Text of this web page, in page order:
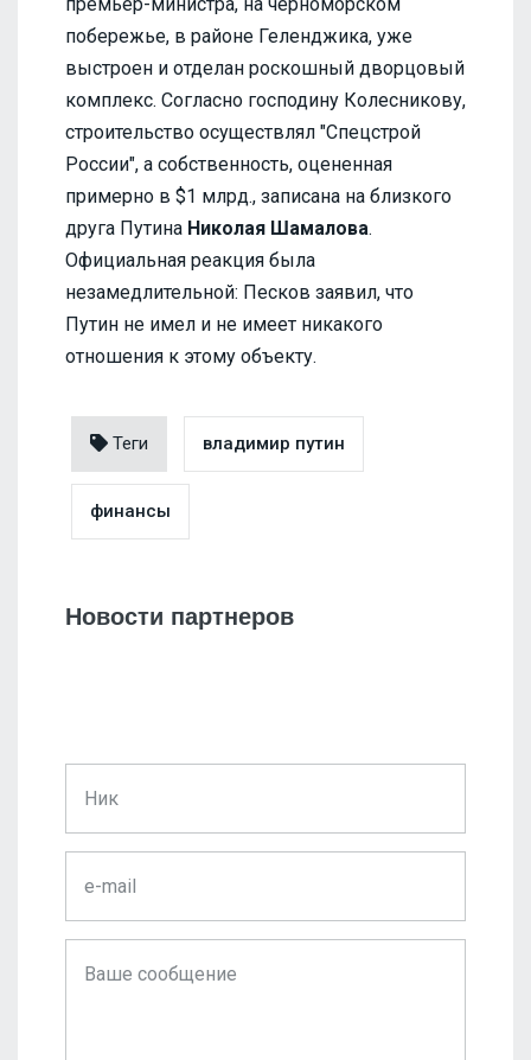
побережье, в районе Геленджика, уже
выстроен и отделан роскошный дворцовый
комплекс. Согласно господину Колесникову,
строительство осуществлял "Спецстрой
России", а собственность, оцененная
примерно в $1 млрд., записана на близкого
друга Путина Николая Шамалова.
Официальная реакция была
незамедлительной: Песков заявил, что
Путин не имел и не имеет никакого
отношения к этому объекту.
Теги владимир путин
финансы
Новости партнеров